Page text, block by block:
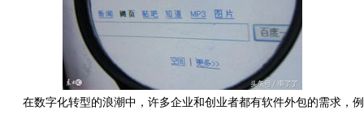
在数字化转型的浪潮中，许多企业和创业者都有软件外包的需求，例